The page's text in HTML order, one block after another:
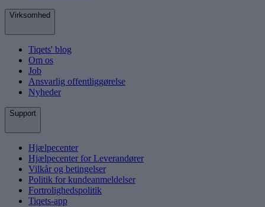
Virksomhed
Tiqets' blog
Om os
Job
Ansvarlig offentliggørelse
Nyheder
Support
Hjælpecenter
Hjælpecenter for Leverandører
Vilkår og betingelser
Politik for kundeanmeldelser
Fortrolighedspolitik
Tiqets-app